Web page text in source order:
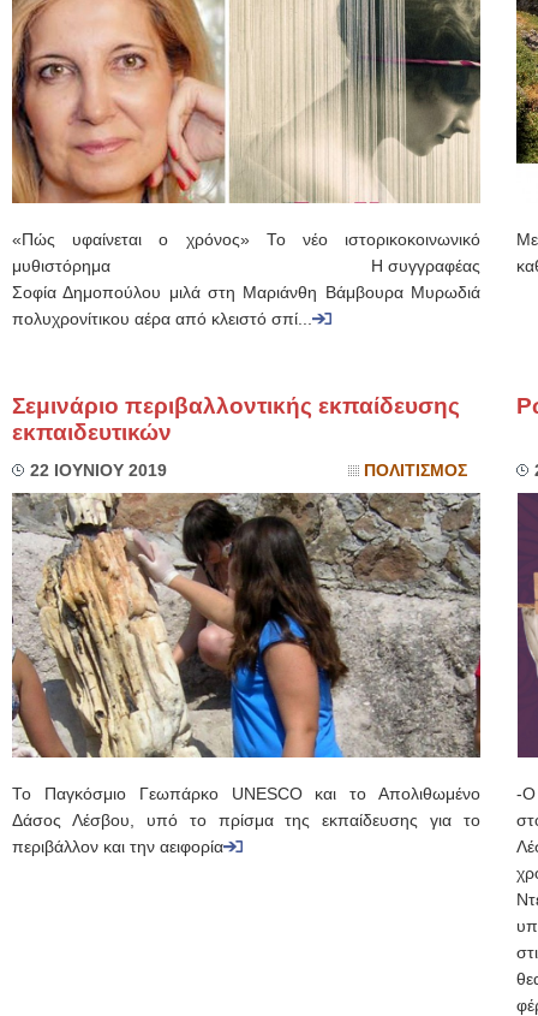
«Πώς υφαίνεται ο χρόνος» Το νέο ιστορικοκοινωνικό
μυθιστόρημα Η συγγραφέας
Σοφία Δημοπούλου μιλά στη Μαριάνθη Βάμβουρα Μυρωδιά
πολυχρονίτικου αέρα από κλειστό σπί...
Σεμινάριο περιβαλλοντικής εκπαίδευσης
εκπαιδευτικών
22 ΙΟΥΝΙΟΥ 2019 ΠΟΛΙΤΙΣΜΟΣ
Το Παγκόσμιο Γεωπάρκο UNESCO και το Απολιθωμένο
Δάσος Λέσβου, υπό το πρίσμα της εκπαίδευσης για το
περιβάλλον και την αειφορία
-Ο